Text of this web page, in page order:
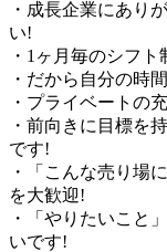
・成長企業にあり
い!
・1ヶ月毎のシフ
・だから自分の時
・プライベートの
・前向きに目標を
です!
・「こんな売り場
を大歓迎!
・「やりたいこと
いです!